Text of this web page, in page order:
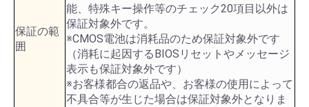
保証の範
囲
能、特殊キー操作等のチェック20項目以外は
保証対象外です。
※CMOS電池は消耗品のため保証対象外です
（消耗に起因するBIOSリセットやメッセージ
表示も保証対象外です）
※お客様都合の返品や、お客様の使用によって
不具合等が生じた場合は保証対象外となりま